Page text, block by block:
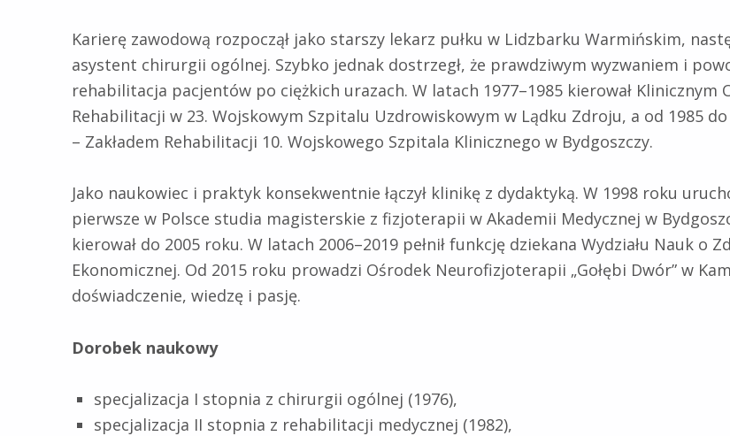
Karierę zawodową rozpoczął jako starszy lekarz pułku w Lidzbarku Warmińskim,
asystent chirurgii ogólnej. Szybko jednak dostrzegł, że prawdziwym wyzwaniem i
rehabilitacja pacjentów po ciężkich urazach. W latach 1977–1985 kierował Klinicznym
Rehabilitacji w 23. Wojskowym Szpitalu Uzdrowiskowym w Lądku Zdroju, a od 1985
– Zakładem Rehabilitacji 10. Wojskowego Szpitala Klinicznego w Bydgoszczy.
Jako naukowiec i praktyk konsekwentnie łączył klinikę z dydaktyką. W 1998 roku
pierwsze w Polsce studia magisterskie z fizjoterapii w Akademii Medycznej w
kierował do 2005 roku. W latach 2006–2019 pełnił funkcję dziekana Wydziału Nauk o
Ekonomicznej. Od 2015 roku prowadzi Ośrodek Neurofizjoterapii „Gołębi Dwór” w
doświadczenie, wiedzę i pasję.
Dorobek naukowy
specjalizacja I stopnia z chirurgii ogólnej (1976),
specjalizacja II stopnia z rehabilitacji medycznej (1982),